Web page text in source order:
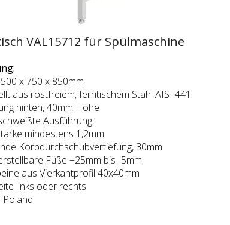
VAL15712 für Spülmaschine
x 750 x 850mm
aus rostfreiem, ferritischem Stahl AISI 441
hinten, 40mm Höhe
Ausführung
mindestens 1,2mm
Korbdurchschubvertiefung, 30mm
Füße +25mm bis -5mm
aus Vierkantprofil 40x40mm
links oder rechts
Poland